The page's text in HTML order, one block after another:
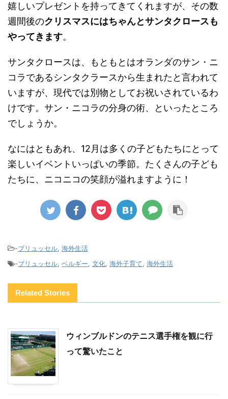
嬉しいプレゼントを持ってきてくれますが、その数
週間後のクリスマスにはちゃんとサンタクロースも
やってきます。
サンタクロースは、もともとはオランダのサン・ニ
コラであるシンタクラースから生まれたと言われて
いますが、現代では別物としてお祝いされているわ
けです。サン・ニコラの分身の術、といったところ
でしょうか。
なにはともあれ、12月は多くの子どもたちにとって
楽しいイベントいっぱいの季節。たくさんの子ども
たちに、ニコニコの笑顔が溢れますように！
-ブリュッセル, 海外生活
-ブリュッセル, ベルギー, 文化, 海外子育て, 海外生活
Related Stories
ウィンブルドンのテニス選手権を観に行
って驚いたこと